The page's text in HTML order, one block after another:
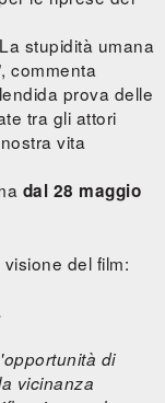
stupidità umana
commenta
prova delle
tra gli attori
vita
dal 28 maggio
del film:
di
vicinanza